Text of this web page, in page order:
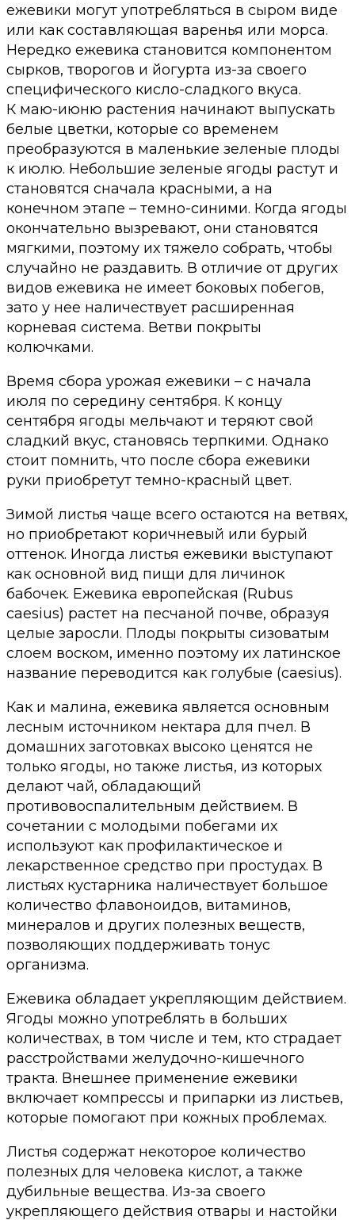
ежевики могут употребляться в сыром виде
или как составляющая варенья или морса.
Нередко ежевика становится компонентом
сырков, творогов и йогурта из-за своего
специфического кисло-сладкого вкуса.
К маю-июню растения начинают выпускать
белые цветки, которые со временем
преобразуются в маленькие зеленые плоды
к июлю. Небольшие зеленые ягоды растут и
становятся сначала красными, а на
конечном этапе – темно-синими. Когда ягоды
окончательно вызревают, они становятся
мягкими, поэтому их тяжело собрать, чтобы
случайно не раздавить. В отличие от других
видов ежевика не имеет боковых побегов,
зато у нее наличествует расширенная
корневая система. Ветви покрыты
колючками.
Время сбора урожая ежевики – с начала
июля по середину сентября. К концу
сентября ягоды мельчают и теряют свой
сладкий вкус, становясь терпкими. Однако
стоит помнить, что после сбора ежевики
руки приобретут темно-красный цвет.
Зимой листья чаще всего остаются на ветвях,
но приобретают коричневый или бурый
оттенок. Иногда листья ежевики выступают
как основной вид пищи для личинок
бабочек. Ежевика европейская (Rubus
caesius) растет на песчаной почве, образуя
целые заросли. Плоды покрыты сизоватым
слоем воском, именно поэтому их латинское
название переводится как голубые (caesius).
Как и малина, ежевика является основным
лесным источником нектара для пчел. В
домашних заготовках высоко ценятся не
только ягоды, но также листья, из которых
делают чай, обладающий
противовоспалительным действием. В
сочетании с молодыми побегами их
используют как профилактическое и
лекарственное средство при простудах. В
листьях кустарника наличествует большое
количество флавоноидов, витаминов,
минералов и других полезных веществ,
позволяющих поддерживать тонус
организма.
Ежевика обладает укрепляющим действием.
Ягоды можно употреблять в больших
количествах, в том числе и тем, кто страдает
расстройствами желудочно-кишечного
тракта. Внешнее применение ежевики
включает компрессы и припарки из листьев,
которые помогают при кожных проблемах.
Листья содержат некоторое количество
полезных для человека кислот, а также
дубильные вещества. Из-за своего
укрепляющего действия отвары и настойки